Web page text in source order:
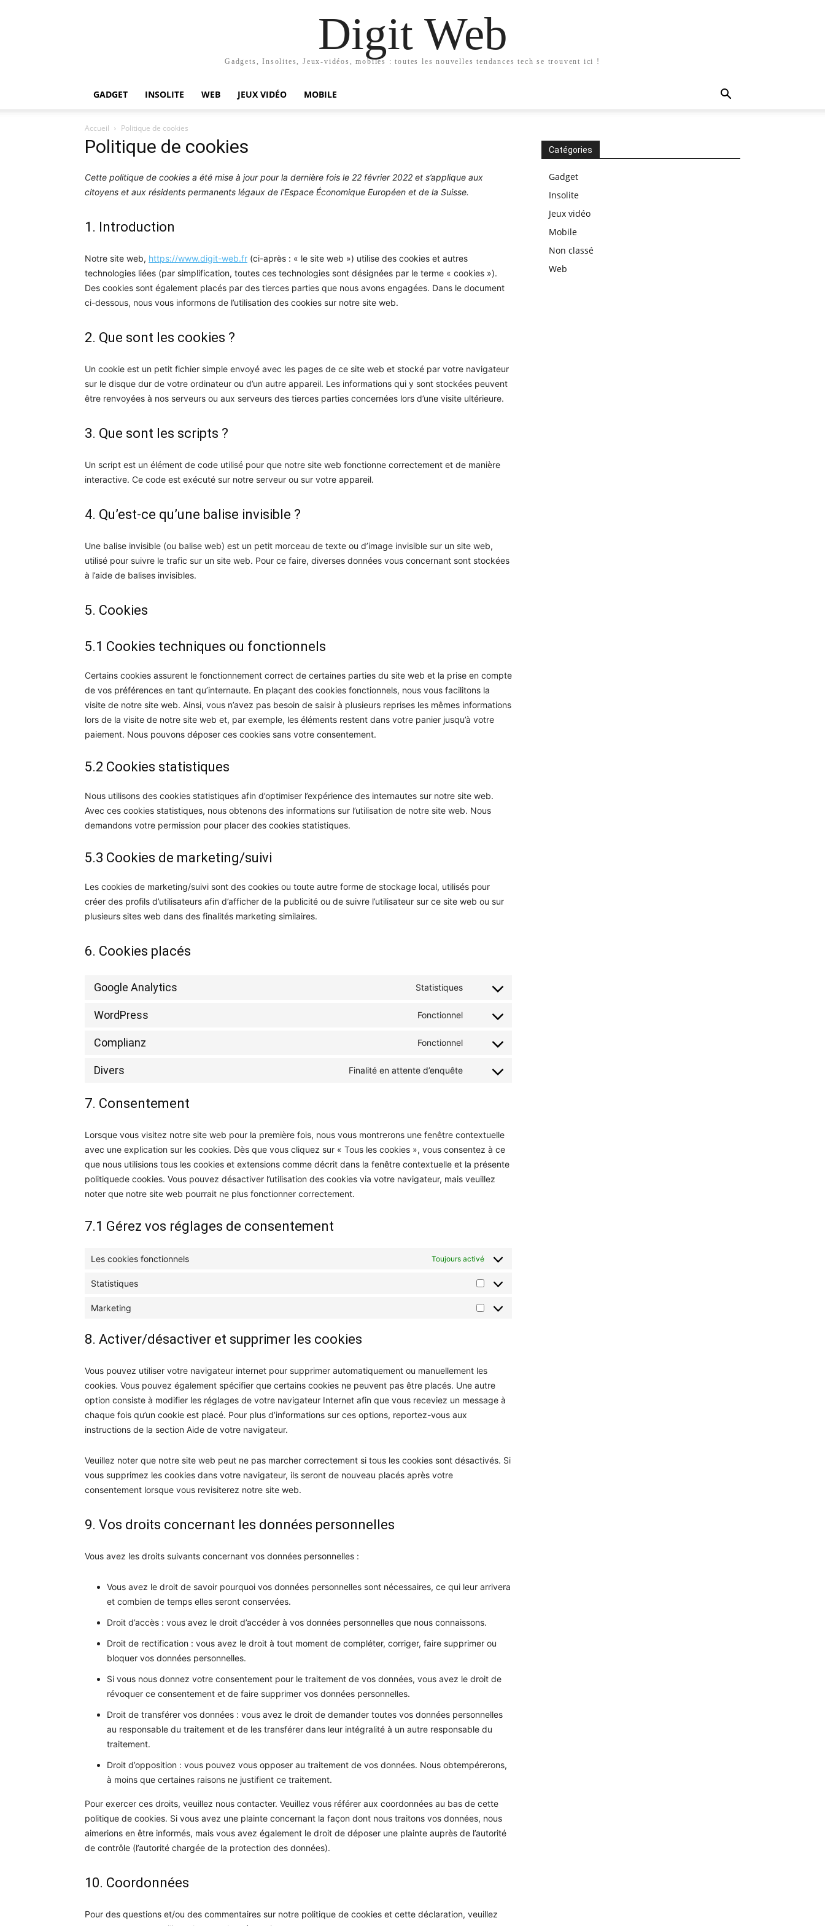
Digit Web
Gadgets, Insolites, Jeux-vidéos, mobiles : toutes les nouvelles tendances tech se trouvent ici !
GADGET INSOLITE WEB JEUX VIDÉO MOBILE
Accueil Politique de cookies
Politique de cookies
Cette politique de cookies a été mise à jour pour la dernière fois le 22 février 2022 et s’applique aux
citoyens et aux résidents permanents légaux de l’Espace Économique Européen et de la Suisse.
1. Introduction
Notre site web, https://www.digit-web.fr (ci-après : « le site web ») utilise des cookies et autres
technologies liées (par simplification, toutes ces technologies sont désignées par le terme « cookies »).
Des cookies sont également placés par des tierces parties que nous avons engagées. Dans le document
ci-dessous, nous vous informons de l’utilisation des cookies sur notre site web.
2. Que sont les cookies ?
Un cookie est un petit fichier simple envoyé avec les pages de ce site web et stocké par votre navigateur
sur le disque dur de votre ordinateur ou d’un autre appareil. Les informations qui y sont stockées peuvent
être renvoyées à nos serveurs ou aux serveurs des tierces parties concernées lors d’une visite ultérieure.
3. Que sont les scripts ?
Un script est un élément de code utilisé pour que notre site web fonctionne correctement et de manière
interactive. Ce code est exécuté sur notre serveur ou sur votre appareil.
4. Qu’est-ce qu’une balise invisible ?
Une balise invisible (ou balise web) est un petit morceau de texte ou d’image invisible sur un site web,
utilisé pour suivre le trafic sur un site web. Pour ce faire, diverses données vous concernant sont stockées
à l’aide de balises invisibles.
5. Cookies
5.1 Cookies techniques ou fonctionnels
Certains cookies assurent le fonctionnement correct de certaines parties du site web et la prise en compte
de vos préférences en tant qu’internaute. En plaçant des cookies fonctionnels, nous vous facilitons la
visite de notre site web. Ainsi, vous n’avez pas besoin de saisir à plusieurs reprises les mêmes informations
lors de la visite de notre site web et, par exemple, les éléments restent dans votre panier jusqu’à votre
paiement. Nous pouvons déposer ces cookies sans votre consentement.
5.2 Cookies statistiques
Nous utilisons des cookies statistiques afin d’optimiser l’expérience des internautes sur notre site web.
Avec ces cookies statistiques, nous obtenons des informations sur l’utilisation de notre site web. Nous
demandons votre permission pour placer des cookies statistiques.
5.3 Cookies de marketing/suivi
Les cookies de marketing/suivi sont des cookies ou toute autre forme de stockage local, utilisés pour
créer des profils d’utilisateurs afin d’afficher de la publicité ou de suivre l’utilisateur sur ce site web ou sur
plusieurs sites web dans des finalités marketing similaires.
6. Cookies placés
Google Analytics Statistiques
Consent
service
WordPress Fonctionnel
Consent
service
Complianz Fonctionnel
Consent
service
Divers Finalité en attente d’enquête
Consent
7. Consentement
Lorsque vous visitez notre site web pour la première fois, nous vous montrerons une fenêtre contextuelle
avec une explication sur les cookies. Dès que vous cliquez sur « Tous les cookies », vous consentez à ce
que nous utilisions tous les cookies et extensions comme décrit dans la fenêtre contextuelle et la présente
politiquede cookies. Vous pouvez désactiver l’utilisation des cookies via votre navigateur, mais veuillez
noter que notre site web pourrait ne plus fonctionner correctement.
7.1 Gérez vos réglages de consentement
Les cookies fonctionnels Toujours activé
Statistiques
Statistiques
Marketing
Marketing
8. Activer/désactiver et supprimer les cookies
Vous pouvez utiliser votre navigateur internet pour supprimer automatiquement ou manuellement les
cookies. Vous pouvez également spécifier que certains cookies ne peuvent pas être placés. Une autre
option consiste à modifier les réglages de votre navigateur Internet afin que vous receviez un message à
chaque fois qu’un cookie est placé. Pour plus d’informations sur ces options, reportez-vous aux
instructions de la section Aide de votre navigateur.
Veuillez noter que notre site web peut ne pas marcher correctement si tous les cookies sont désactivés. Si
vous supprimez les cookies dans votre navigateur, ils seront de nouveau placés après votre
consentement lorsque vous revisiterez notre site web.
9. Vos droits concernant les données personnelles
Vous avez les droits suivants concernant vos données personnelles :
Vous avez le droit de savoir pourquoi vos données personnelles sont nécessaires, ce qui leur arrivera
et combien de temps elles seront conservées.
Droit d’accès : vous avez le droit d’accéder à vos données personnelles que nous connaissons.
Droit de rectification : vous avez le droit à tout moment de compléter, corriger, faire supprimer ou
bloquer vos données personnelles.
Si vous nous donnez votre consentement pour le traitement de vos données, vous avez le droit de
révoquer ce consentement et de faire supprimer vos données personnelles.
Droit de transférer vos données : vous avez le droit de demander toutes vos données personnelles
au responsable du traitement et de les transférer dans leur intégralité à un autre responsable du
traitement.
Droit d’opposition : vous pouvez vous opposer au traitement de vos données. Nous obtempérerons,
à moins que certaines raisons ne justifient ce traitement.
Pour exercer ces droits, veuillez nous contacter. Veuillez vous référer aux coordonnées au bas de cette
politique de cookies. Si vous avez une plainte concernant la façon dont nous traitons vos données, nous
aimerions en être informés, mais vous avez également le droit de déposer une plainte auprès de l’autorité
de contrôle (l’autorité chargée de la protection des données).
10. Coordonnées
Pour des questions et/ou des commentaires sur notre politique de cookies et cette déclaration, veuillez
Catégories
Gadget
Insolite
Jeux vidéo
Mobile
Non classé
Web